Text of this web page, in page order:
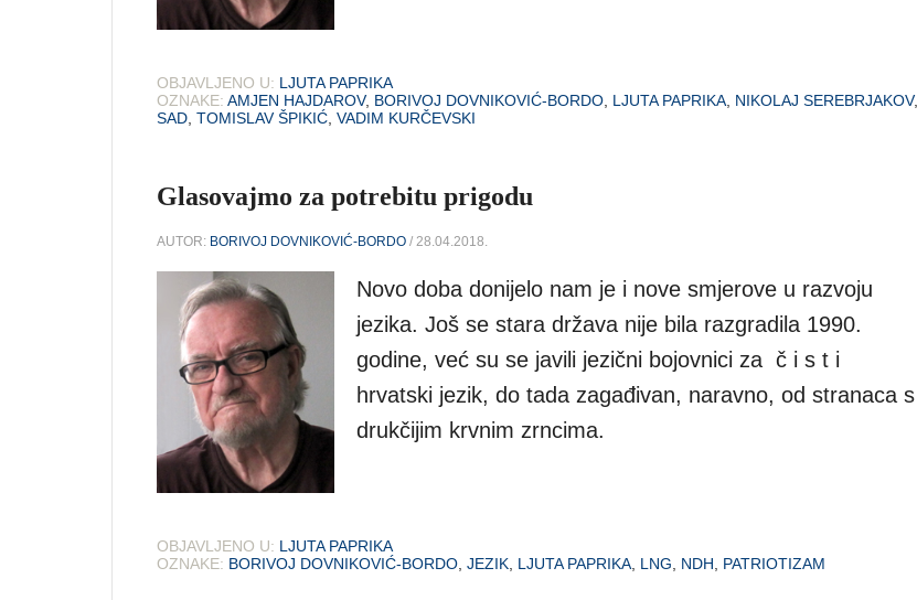
OBJAVLJENO U: LJUTA PAPRIKA
OZNAKE: AMJEN HAJDAROV, BORIVOJ DOVNIKOVIĆ-BORDO LJUTA PAPRIKA NIKOLAJ SEREBRJAKOV,
SAD TOMISLAV ŠPIKIĆ VADIM KURČEVSKI
Glasovajmo za potrebitu prigodu
AUTOR: BORIVOJ DOVNIKOVIĆ-BORDO / 28.04.2018.
Novo doba donijelo nam je i nove smjerove u razvoju
jezika. Još se stara država nije bila razgradila 1990.
godine, već su se javili jezični bojovnici za č i s t i
hrvatski jezik, do tada zagađivan, naravno, od stranaca s
drukčijim krvnim zrncima.
OBJAVLJENO U: LJUTA PAPRIKA
OZNAKE: BORIVOJ DOVNIKOVIĆ-BORDO JEZIK LJUTA PAPRIKA LNG NDH PATRIOTIZAM